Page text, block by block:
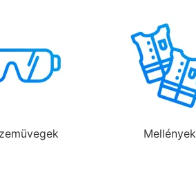
Mellények